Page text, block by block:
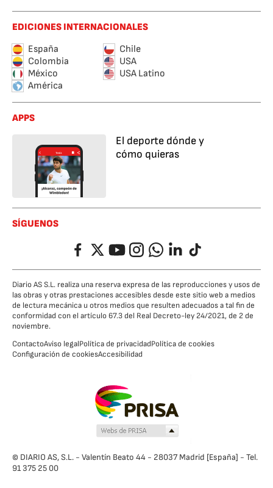
EDICIONES INTERNACIONALES
España
Chile
Colombia
USA
México
USA Latino
América
APPS
El deporte dónde y
cómo quieras
SÍGUENOS
FacebookTwitterYouTubeInstagramWhatsappLinkedIn
TikTok
Diario AS S.L. realiza una reserva expresa de las reproducciones y usos de
las obras y otras prestaciones accesibles desde este sitio web a medios
de lectura mecánica u otros medios que resulten adecuados a tal fin de
conformidad con el artículo 67.3 del Real Decreto-ley 24/2021, de 2 de
noviembre.
ContactoAviso legalPolítica de privacidadPolítica de cookies
Configuración de cookiesAccesibilidad
© DIARIO AS, S.L. - Valentín Beato 44 - 28037 Madrid [España] - Tel.
91 375 25 00